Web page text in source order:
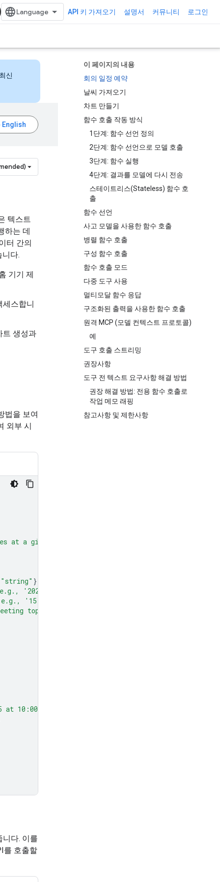
API 키 가져오기 설명서 커뮤니티 로그인
이 페이지의 내용
회의 일정 예약
날씨 가져오기
차트 만들기
함수 호출 작동 방식
1단계: 함수 선언 정의
2단계: 함수 선언으로 모델 호출
3단계: 함수 실행
4단계: 결과를 모델에 다시 전송
스테이트리스(Stateless) 함수 호
출
함수 선언
사고 모델을 사용한 함수 호출
병렬 함수 호출
구성 함수 호출
함수 호출 모드
다중 도구 사용
멀티모달 함수 응답
구조화된 출력을 사용한 함수 호출
원격 MCP (모델 컨텍스트 프로토콜)
예
도구 호출 스트리밍
권장사항
도구 전 텍스트 요구사항 해결 방법
권장 해결 방법: 전용 함수 호출로
작업 메모 래핑
참고사항 및 제한사항
신
텍스트
하는 데
터 간의
다.
기기 제
세스합니
트 생성과
법을 보여
외부 시
at a given time and date."
"string" }},
'2024-07-29')"
'15:00')"
topic."
10:00 AM about Q3 planning."
다. 이를
를 호출할